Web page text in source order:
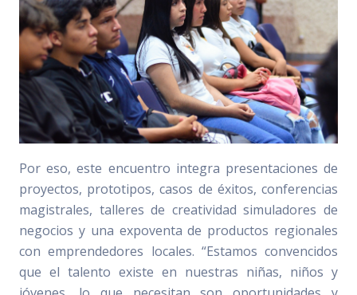
Por eso, este encuentro integra presentaciones de
proyectos, prototipos, casos de éxitos, conferencias
magistrales, talleres de creatividad simuladores de
negocios y una expoventa de productos regionales
con emprendedores locales. “Estamos convencidos
que el talento existe en nuestras niñas, niños y